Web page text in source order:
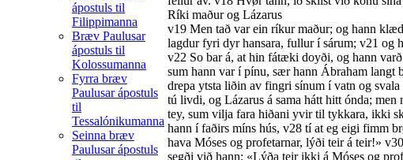
ápostuls til
Filippimanna
Bræv Paulusar
ápostuls til
Kolossumanna
Fyrra bræv
Paulusar ápostuls
til
Tessalónikumanna
Seinna bræv
Paulusar ápostuls
Ríki maður og Lázarus
v19 Men tað var ein ríkur maður; og hann
lagdur fyri dyr hansara, fullur í sárum; v21 og
v22 So bar á, at hin fátæki doyði, og hann
sum hann var í pínu, sær hann Ábraham langt
drepa ytsta liðin av fingri sínum í vatn og
tú livdi, og Lázarus á sama hátt hitt ónda;
tey, sum vilja fara hiðani yvir til tykkara, ikki
hann í faðirs míns hús, v28 tí at eg eigi fimm
hava Móses og profetarnar, lýði teir á teir!» v30
segði við hann: «Lýða teir ikki á Móses og